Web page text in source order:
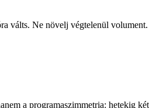
válts. Ne növelj végtelenül
a programaszimmetria: hetekig